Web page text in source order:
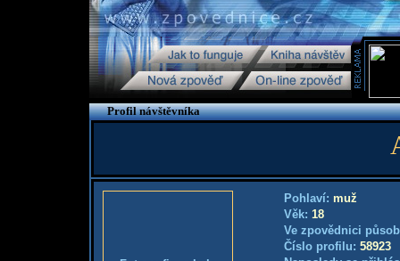
Profil návštěvníka
Pohlaví: muž
Věk: 18
Ve zpovědnici
Číslo profilu: 58923